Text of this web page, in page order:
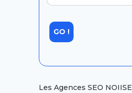
Les Agences SEO NOIISE